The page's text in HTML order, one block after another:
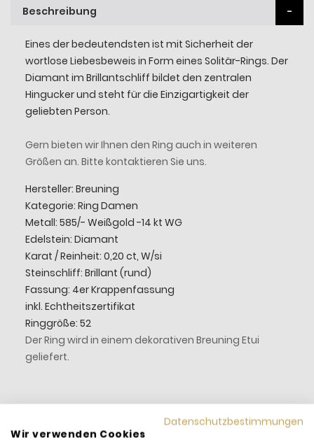
Beschreibung
Eines der bedeutendsten ist mit Sicherheit der
wortlose Liebesbeweis in Form eines Solitär-Rings. Der
Diamant im Brillantschliff bildet den zentralen
Hingucker und steht für die Einzigartigkeit der
geliebten Person.
Gern bieten wir Ihnen den Ring auch in weiteren
Größen an. Bitte kontaktieren Sie uns.
Hersteller: Breuning
Kategorie: Ring Damen
Metall: 585/- Weißgold -14 kt WG
Edelstein: Diamant
Karat / Reinheit: 0,20 ct, W/si
Steinschliff: Brillant (rund)
Fassung: 4er Krappenfassung
inkl. Echtheitszertifikat
Ringgröße: 52
Der Ring wird in einem dekorativen Breuning Etui
geliefert.
Datenschutzbestimmungen
Wir verwenden Cookies